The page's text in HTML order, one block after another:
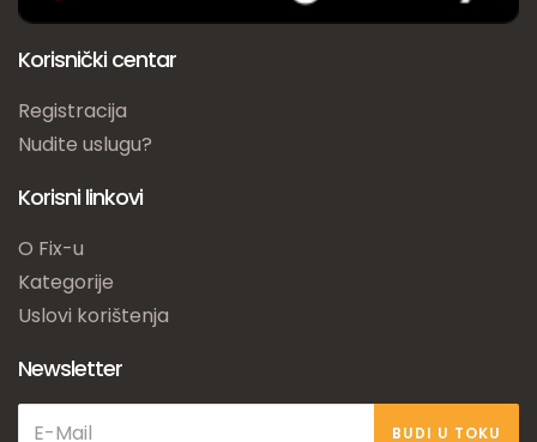
Korisnički centar
Registracija
Nudite uslugu?
Korisni linkovi
O Fix-u
Kategorije
Uslovi korištenja
Newsletter
BUDI U TOKU